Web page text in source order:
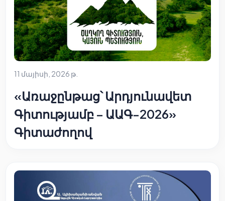
11 մայիսի, 2026 թ.
«Առաջընթաց՝ Արդյունավետ
Գիտությամբ – ԱԱԳ-2026»
Գիտաժողով